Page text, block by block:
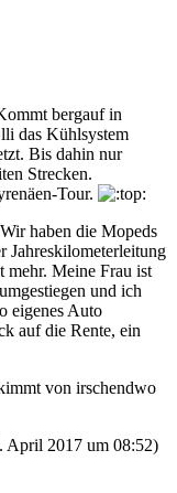
bergauf in
das Kühlsystem
Bis dahin nur
Strecken.
Tour.
haben die Mopeds
Jahreskilometerleitung
mehr. Meine Frau ist
und ich
eigenes Auto
auf die Rente, ein
von irschendwo
April 2017 um 08:52)